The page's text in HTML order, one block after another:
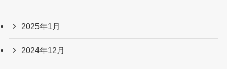
2025年1月
2024年12月